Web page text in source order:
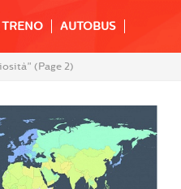
TRENO AUTOBUS
(Page 2)